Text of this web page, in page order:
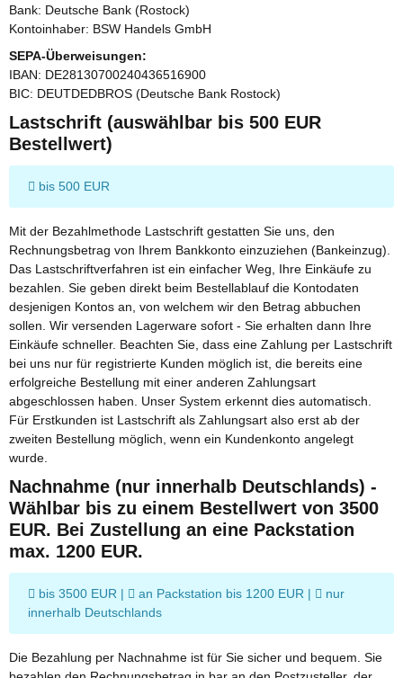
Bank: Deutsche Bank (Rostock)
Kontoinhaber: BSW Handels GmbH
SEPA-Überweisungen:
IBAN: DE28130700240436516900
BIC: DEUTDEDBROS (Deutsche Bank Rostock)
Lastschrift (auswählbar bis 500 EUR
Bestellwert)
bis 500 EUR
Mit der Bezahlmethode Lastschrift gestatten Sie uns, den
Rechnungsbetrag von Ihrem Bankkonto einzuziehen (Bankeinzug).
Das Lastschriftverfahren ist ein einfacher Weg, Ihre Einkäufe zu
bezahlen. Sie geben direkt beim Bestellablauf die Kontodaten
desjenigen Kontos an, von welchem wir den Betrag abbuchen
sollen. Wir versenden Lagerware sofort - Sie erhalten dann Ihre
Einkäufe schneller. Beachten Sie, dass eine Zahlung per Lastschrift
bei uns nur für registrierte Kunden möglich ist, die bereits eine
erfolgreiche Bestellung mit einer anderen Zahlungsart
abgeschlossen haben. Unser System erkennt dies automatisch.
Für Erstkunden ist Lastschrift als Zahlungsart also erst ab der
zweiten Bestellung möglich, wenn ein Kundenkonto angelegt
wurde.
Nachnahme (nur innerhalb Deutschlands) -
Wählbar bis zu einem Bestellwert von 3500
EUR. Bei Zustellung an eine Packstation
max. 1200 EUR.
bis 3500 EUR | an Packstation bis 1200 EUR |
innerhalb Deutschlands
Die Bezahlung per Nachnahme ist für Sie sicher und bequem. Sie